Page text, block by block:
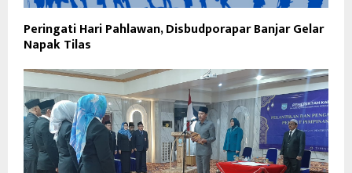
Peringati Hari Pahlawan, Disbudporapar Banjar Gelar
Napak Tilas